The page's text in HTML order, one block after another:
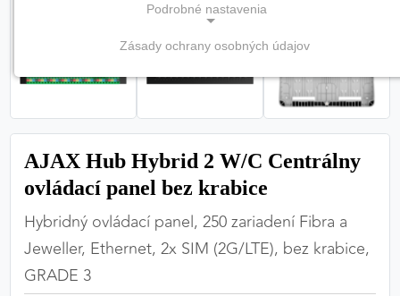
AJAX Hub Hybrid 2 W/C Centrálny
ovládací panel bez krabice
Hybridný ovládací panel, 250 zariadení Fibra a
Jeweller, Ethernet, 2x SIM (2G/LTE), bez krabice,
GRADE 3
Podrobné nastavenia
(vždy aktívne, nemožno vypnúť)
Tieto cookies sú potrebné na správne fungovanie
zabezpečiť jej plnú funkčnosť.
PREFERENČNÉ COOKIES
Zásady ochrany osobných údajov